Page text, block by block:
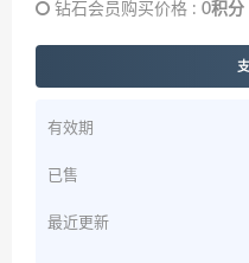
钻石会员购买价格 : 0积分
有效期
已售
最近更新